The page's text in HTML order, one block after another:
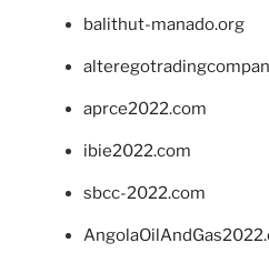
balithut-manado.org
aprce2022.com
ibie2022.com
sbcc-2022.com